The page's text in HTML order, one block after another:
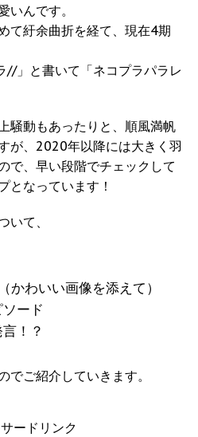
いんです。
て紆余曲折を経て、現在4期
//」と書いて「ネコプラパラレ
騒動もあったりと、順風満帆
が、2020年以降には大きく羽
で、早い段階でチェックして
となっています！
いて、
かわいい画像を添えて）
ード
！？
でご紹介していきます。
ードリンク